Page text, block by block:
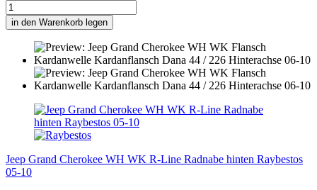
in den Warenkorb legen
Jeep Grand Cherokee WH WK R-Line Radnabe hinten Raybestos
05-10